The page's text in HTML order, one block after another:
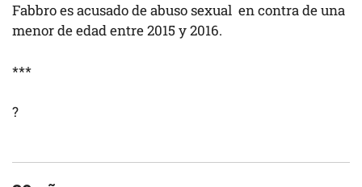
Fabbro es acusado de abuso sexual en contra de una
menor de edad entre 2015 y 2016.
***
?